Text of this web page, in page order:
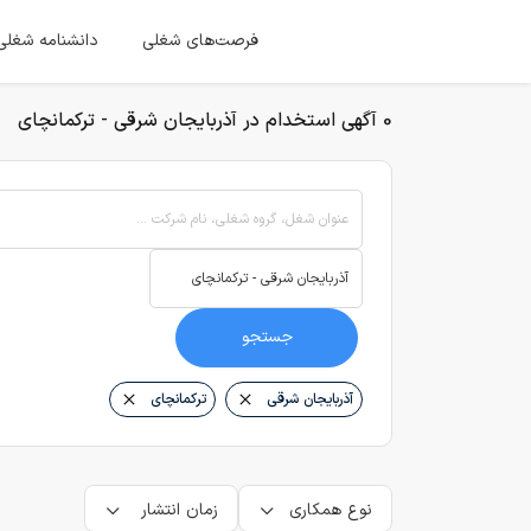
فرصت‌های شغلی دانشنامه
0 آگهی استخدام در آذربایجان شرقی - ترکمانچای
عنوان شغل، گروه شغلی، نام شرکت ...
جستجو
آذربایجان شرقی ترکمانچای
نوع همکاری زمان انتشار